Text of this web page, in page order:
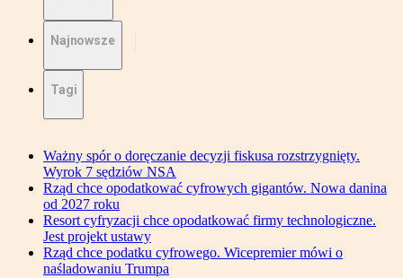
Najnowsze
Tagi
Ważny spór o doręczanie decyzji fiskusa rozstrzygnięty.
Wyrok 7 sędziów NSA
Rząd chce opodatkować cyfrowych gigantów. Nowa danina
od 2027 roku
Resort cyfryzacji chce opodatkować firmy technologiczne.
Jest projekt ustawy
Rząd chce podatku cyfrowego. Wicepremier mówi o
naśladowaniu Trumpa